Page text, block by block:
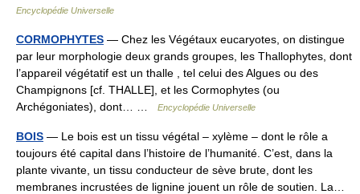
Encyclopédie Universelle
CORMOPHYTES — Chez les Végétaux eucaryotes, on distingue
par leur morphologie deux grands groupes, les Thallophytes, dont
l’appareil végétatif est un thalle , tel celui des Algues ou des
Champignons [cf. THALLE], et les Cormophytes (ou
Archégoniates), dont… …
Encyclopédie Universelle
BOIS — Le bois est un tissu végétal – xylème – dont le rôle a
toujours été capital dans l’histoire de l’humanité. C’est, dans la
plante vivante, un tissu conducteur de sève brute, dont les
membranes incrustées de lignine jouent un rôle de soutien. La…